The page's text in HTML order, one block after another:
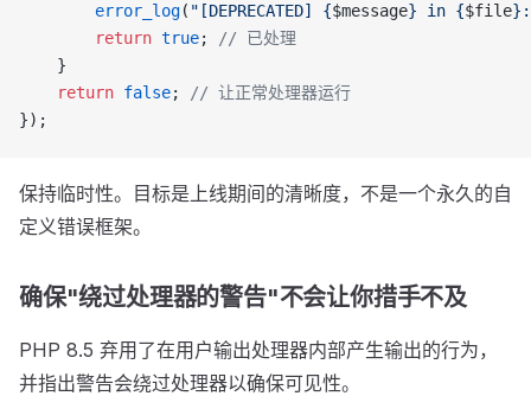
        error_log
( "[DEPRECATED] {$message} in {$file
        return
true;
// 已处理
    }
    return
false;
// 让正常处理器运行
});
保持临时性。目标是上线期间的清晰度，不是一个永久的自
定义错误框架。
确保"绕过处理器的警告"不会让你措手不及
PHP 8.5 弃用了在用户输出处理器内部产生输出的行为，
并指出警告会绕过处理器以确保可见性。